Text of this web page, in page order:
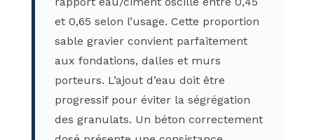
et 0,65 selon l’usage. Cette proportion
sable gravier convient parfaitement
aux fondations, dalles et murs
porteurs. L’ajout d’eau doit être
progressif pour éviter la ségrégation
des granulats. Un béton correctement